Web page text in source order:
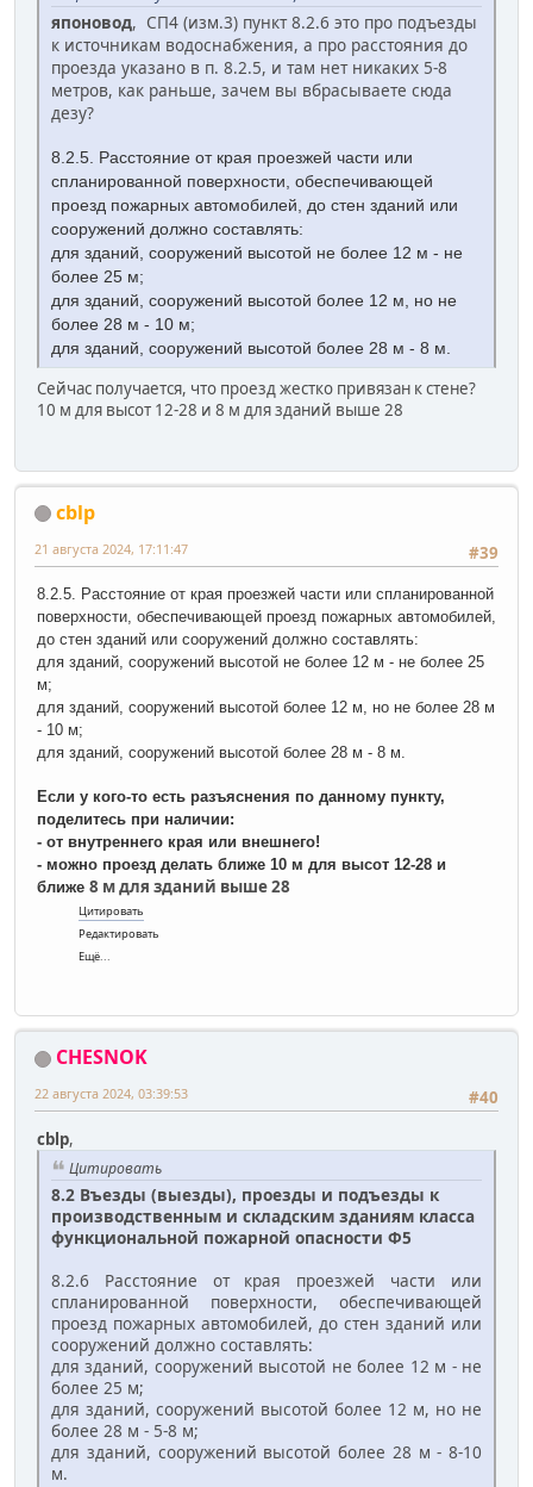
японовод, СП4 (изм.3) пункт 8.2.6 это про подъезды
к источникам водоснабжения, а про расстояния до
проезда указано в п. 8.2.5, и там нет никаких 5-8
метров, как раньше, зачем вы вбрасываете сюда
дезу?
8.2.5. Расстояние от края проезжей части или
спланированной поверхности, обеспечивающей
проезд пожарных автомобилей, до стен зданий или
сооружений должно составлять:
для зданий, сооружений высотой не более 12 м - не
более 25 м;
для зданий, сооружений высотой более 12 м, но не
более 28 м - 10 м;
для зданий, сооружений высотой более 28 м - 8 м.
Сейчас получается, что проезд жестко привязан к стене?
10 м для высот 12-28 и 8 м для зданий выше 28
cblp
#39
21 августа 2024, 17:11:47
8.2.5. Расстояние от края проезжей части или спланированной
поверхности, обеспечивающей проезд пожарных автомобилей,
до стен зданий или сооружений должно составлять:
для зданий, сооружений высотой не более 12 м - не более 25
м;
для зданий, сооружений высотой более 12 м, но не более 28 м
- 10 м;
для зданий, сооружений высотой более 28 м - 8 м.
Если у кого-то есть разъяснения по данному пункту,
поделитесь при наличии:
- от внутреннего края или внешнего!
- можно проезд делать ближе 10 м для высот 12-28 и
ближе 8 м для зданий выше 28
Цитировать
Редактировать
Ещё...
CHESNOK
#40
22 августа 2024, 03:39:53
cblp,
Цитировать
8.2 Въезды (выезды), проезды и подъезды к
производственным и складским зданиям класса
функциональной пожарной опасности Ф5
8.2.6 Расстояние от края проезжей части или
спланированной поверхности, обеспечивающей
проезд пожарных автомобилей, до стен зданий или
сооружений должно составлять:
для зданий, сооружений высотой не более 12 м - не
более 25 м;
для зданий, сооружений высотой более 12 м, но не
более 28 м - 5-8 м;
для зданий, сооружений высотой более 28 м - 8-10
м.